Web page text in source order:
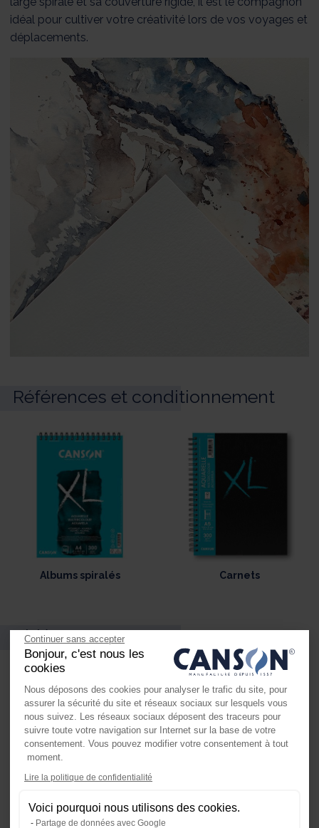
idéal pour cultiver votre créativité lors de vos voyages et
déplacements.
Références et conditionnement
Albums spiralés Carnets
Vidéos
Continuer sans accepter
Bonjour, c'est nous les
cookies
Nous déposons des cookies pour analyser le trafic du site, pour
assurer la sécurité du site et réseaux sociaux sur lesquels vous
nous suivez. Les réseaux sociaux déposent des traceurs pour
suivre toute votre navigation sur Internet sur la base de votre
consentement. Vous pouvez modifier votre consentement à tout
moment.
Lire la politique de confidentialité
Voici pourquoi nous utilisons des cookies.
Partage de données avec Google
Axeptio consent
Notre plateforme vous permet